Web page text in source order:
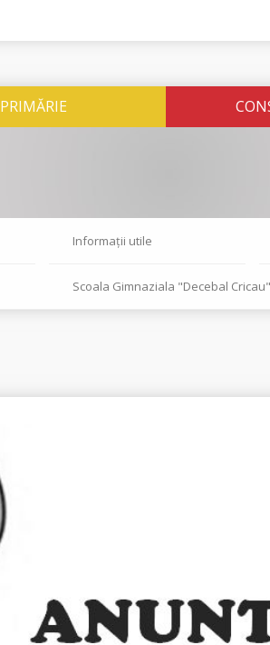
PRIMĂRIE
Informații utile
Scoala Gimnaziala "Decebal Cricau"